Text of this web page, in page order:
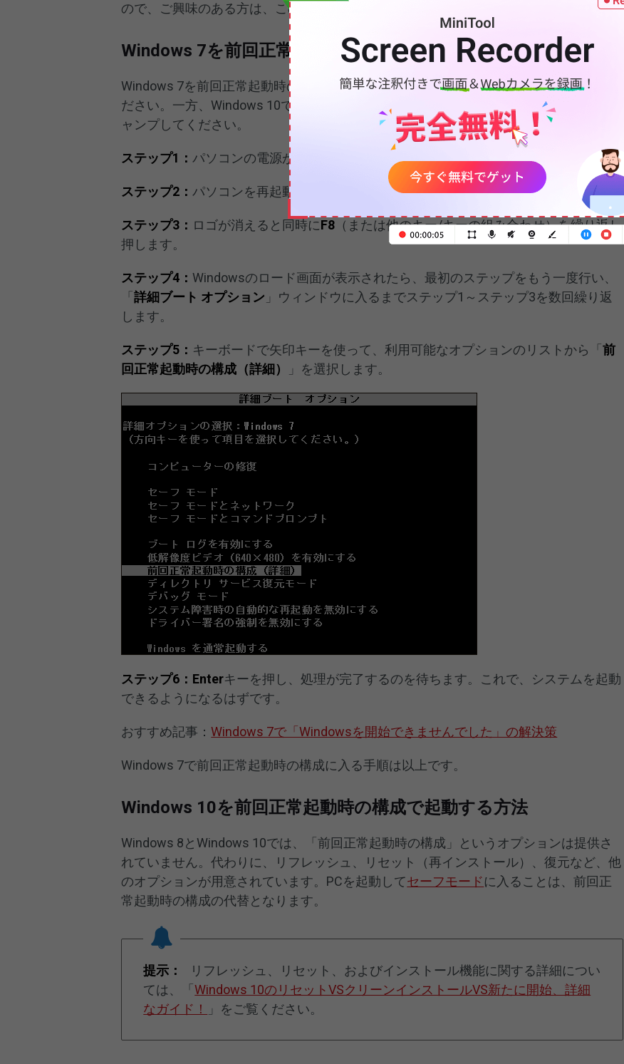
ので、ご興味のある方は、このまま読み続けてください。
Windows 7を前回正常起動時の構成で起動する方法
Windows 7を前回正常起動時の構成オプションで起動するには、以下の手順に従ってく
ださい。一方、Windows 10での実行方法に疑問をお持ちの方は、次のセクションにジ
ャンプしてください。
ステップ1：パソコンの電源が完全に切れたことを確認します。
ステップ2：パソコンを再起動し、メーカーのロゴが表示されるのを待ちます。
ステップ3： ロゴが消えると同時にF8 （または他のキー/キーの組み合わせ）を繰り返し
押します。
ステップ4：Windowsのロード画面が表示されたら、最初のステップをもう一度行い、
「詳細ブート オプション 」ウィンドウに入るまでステップ1～ステップ3を数回繰り返
します。
ステップ5： キーボードで矢印キーを使って、利用可能なオプションのリストから「前
回正常起動時の構成（詳細）
」を選択します。
ステップ6：Enterキーを押し、処理が完了するのを待ちます。これで、システムを起動
できるようになるはずです。
おすすめ記事：Windows 7で「Windowsを開始できませんでした」の解決策
Windows 7で前回正常起動時の構成に入る手順は以上です。
Windows 10を前回正常起動時の構成で起動する方法
Windows 8とWindows 10では、「前回正常起動時の構成」というオプションは提供さ
れていません。代わりに、リフレッシュ、リセット（再インストール）、復元など、他
のオプションが用意されています。PCを起動してセーフモードに入ることは、前回正
常起動時の構成の代替となります。
提示：
リフレッシュ、リセット、およびインストール機能に関する詳細につい
ては、「Windows 10のリセットVSクリーンインストールVS新たに開始、詳細
なガイド！
」をご覧ください。